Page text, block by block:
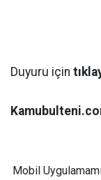
Duyuru için
Mobil